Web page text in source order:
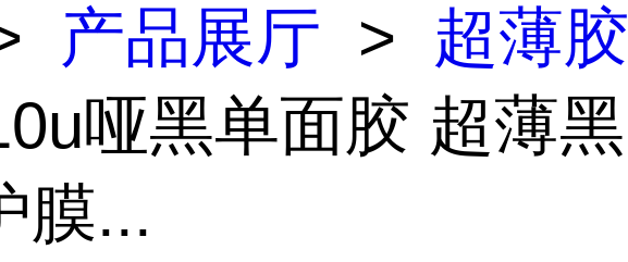
产品展厅 > 超薄胶
哑黑单面胶 超薄黑
膜...